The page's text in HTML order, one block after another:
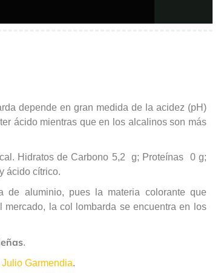
depende en gran medida de la acidez (pH)
ácido mientras que en los alcalinos son más
Hidratos de Carbono 5,2 g; Proteínas 0 g;
ácido cítrico.
de aluminio, pues la materia colorante que
la col lombarda se encuentra en los
.
Julio Garmendia.